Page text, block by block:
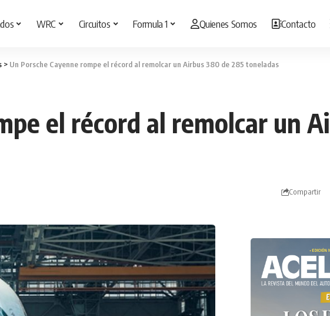
WRC Circuitos Formula 1 Quienes Somos Contacto
> Un Porsche Cayenne rompe el récord al remolcar un Airbus 380 de 285 toneladas
el récord al remolcar un
Compartir